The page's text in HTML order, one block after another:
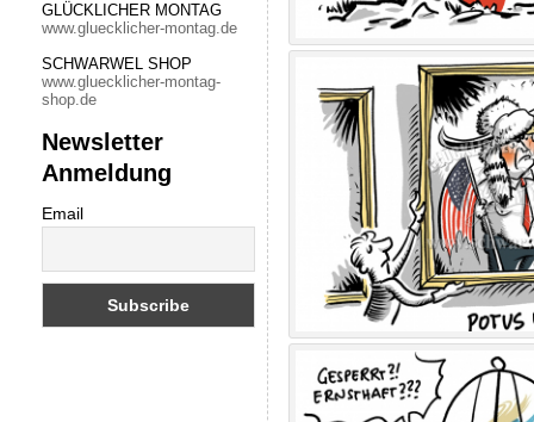
GLÜCKLICHER MONTAG
www.gluecklicher-montag.de
SCHWARWEL SHOP
www.gluecklicher-montag-
shop.de
Newsletter
Anmeldung
Email